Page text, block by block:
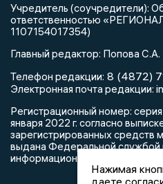
Учредитель (соучредители):
ответственностью
1107154017354)
Главный редактор: Попова С.А.
Телефон редакции: 8 (4872)
Электронная почта редакции:
Регистрационный номер:
января 2022 г. согласно
зарегистрированных средств
выдана Федеральной службой
информационных технологий
Нажимая
даете